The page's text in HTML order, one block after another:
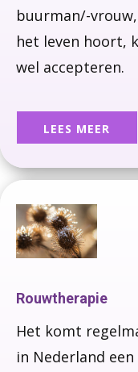
buurman/-
het leven hoort,
wel accepteren.
LEES MEER
Rouwtherapie
Het komt
in Nederland